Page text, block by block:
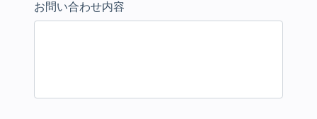
お問い合わせ内容